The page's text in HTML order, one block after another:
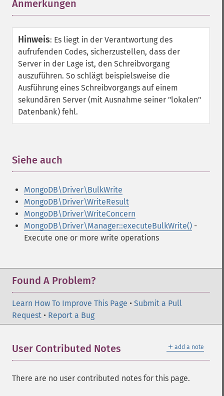
Anmerkungen
Hinweis: Es liegt in der Verantwortung des
aufrufenden Codes, sicherzustellen, dass der
Server in der Lage ist, den Schreibvorgang
auszuführen. So schlägt beispielsweise die
Ausführung eines Schreibvorgangs auf einem
sekundären Server (mit Ausnahme seiner "lokalen"
Datenbank) fehl.
Siehe auch
MongoDB\Driver\BulkWrite
MongoDB\Driver\WriteResult
MongoDB\Driver\WriteConcern
MongoDB\Driver\Manager::executeBulkWrite() -
Execute one or more write operations
Found A Problem?
Learn How To Improve This Page • Submit a Pull
Request • Report a Bug
＋ add a note
User Contributed Notes
There are no user contributed notes for this page.